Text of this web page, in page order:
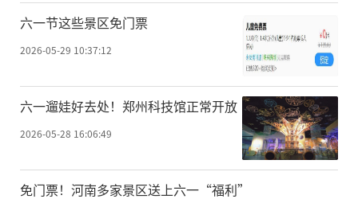
六一节这些景区免门票
2026-05-29 10:37:12
六一遛娃好去处！郑州科技馆正常开放
2026-05-28 16:06:49
免门票！河南多家景区送上六一“福利”